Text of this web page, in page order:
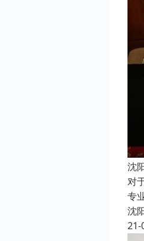
沈
对
专
沈
21-